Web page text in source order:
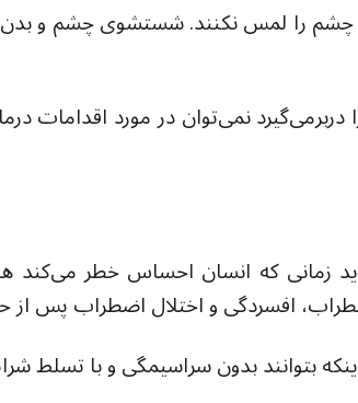
و چشم را لمس نکنند. شستشوی چشم و
نمی‌توان در مورد اقدامات
که انسان احساس خطر ‌می‌کند
افسردگی و اختلال اضطراب پس
بتوانند بدون سراسیمگی و با تسلط